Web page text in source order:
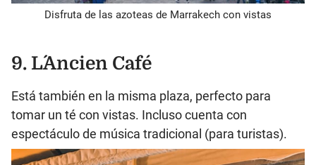
Disfruta de las azoteas de Marrakech con vistas
9. L´Ancien Café
Está también en la misma plaza, perfecto para
tomar un té con vistas. Incluso cuenta con
espectáculo de música tradicional (para turistas).